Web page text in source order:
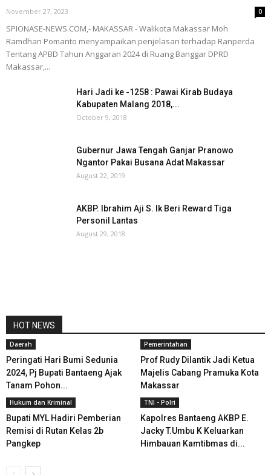
November 27, 2023 0
SPIONASE-NEWS.COM,- MAKASSAR - Walikota Makassar Moh
Ramdhan Pomanto menyampaikan penjelasan terhadap Ranperda
Tentang APBD Tahun Anggaran 2024 di Ruang Banggar DPRD
Makassar,...
Hari Jadi ke -1258 : Pawai Kirab Budaya
Kabupaten Malang 2018,...
October 9, 2018
Gubernur Jawa Tengah Ganjar Pranowo
Ngantor Pakai Busana Adat Makassar
August 22, 2019
AKBP. Ibrahim Aji S. Ik Beri Reward Tiga
Personil Lantas
August 29, 2018
HOT NEWS
Daerah
Peringati Hari Bumi Sedunia
2024, Pj Bupati Bantaeng Ajak
Tanam Pohon...
Pemerintahan
Prof Rudy Dilantik Jadi Ketua
Majelis Cabang Pramuka Kota
Makassar
Hukum dan Kriminal
Bupati MYL Hadiri Pemberian
Remisi di Rutan Kelas 2b
Pangkep
TNI - Polri
Kapolres Bantaeng AKBP E.
Jacky T.Umbu K Keluarkan
Himbauan Kamtibmas di...